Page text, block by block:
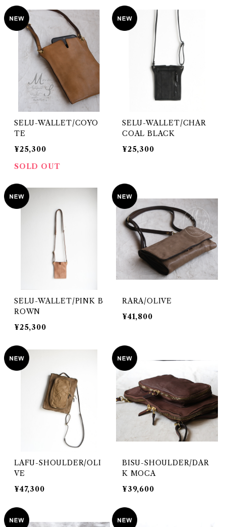
SELU-WALLET/COYO
TE
¥25,300
SOLD OUT
SELU-WALLET/CHAR
COAL BLACK
¥25,300
SELU-WALLET/PINK B
ROWN
¥25,300
RARA/OLIVE
¥41,800
LAFU-SHOULDER/OLI
VE
¥47,300
BISU-SHOULDER/DAR
K MOCA
¥39,600